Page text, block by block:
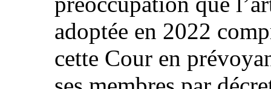
adoptée en 2022
cette Cour en